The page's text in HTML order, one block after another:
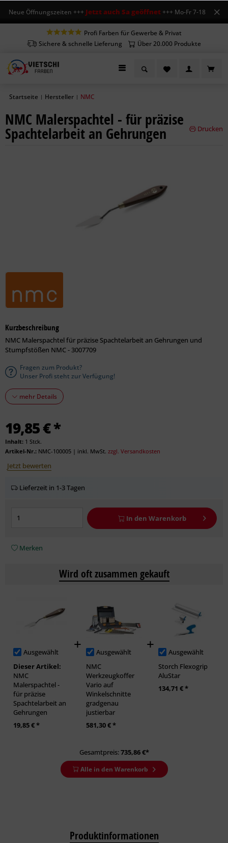
Neue Öffnungszeiten +++Jetzt auch Sa geöffnet+++ Mo-Fr 7-18 Uhr,
Profi Farben für Gewerbe & Privat
Sichere & schnelle Lieferung
Über 20.000 Produkte
Startseite | Hersteller | NMC
NMC Malerspachtel - für präzise
Spachtelarbeit an Gehrungen Drucken
Kurzbeschreibung
NMC Malerspachtel für präzise Spachtelarbeit an Gehrungen und
Stumpfstößen NMC - 3007709
Fragen zum Produkt?
Unser Profi steht zur Verfügung!
mehr Details
19,85 € *
Inhalt: 1 Stck.
Artikel-Nr.: NMC-100005 | inkl. MwSt. zzgl. Versandkosten
Jetzt bewerten
Lieferzeit in 1-3 Tagen
In den Warenkorb
Merken
Wird oft zusammen gekauft
Ausgewählt
Dieser Artikel:
NMC
Malerspachtel -
für präzise
Spachtelarbeit an
Gehrungen
19,85 € *
Ausgewählt
NMC
Werkzeugkoffer
Vario auf
Winkelschnitte
gradgenau
justierbar
581,30 € *
Ausgewählt
Storch Flexogrip
AluStar
134,71 € *
Gesamtpreis:735,86€*
Alle in den Warenkorb
Produktinformationen